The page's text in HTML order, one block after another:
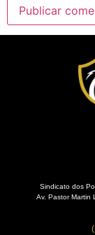
Sindicato dos
Av. Pastor Martin